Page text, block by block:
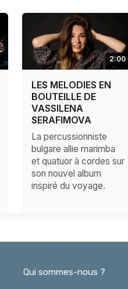
2:00
LES MELODIES EN
BOUTEILLE DE
VASSILENA
SERAFIMOVA
La percussionniste
bulgare allie marimba
et quatuor à cordes sur
son nouvel album
inspiré du voyage.
Qui sommes-nous ?